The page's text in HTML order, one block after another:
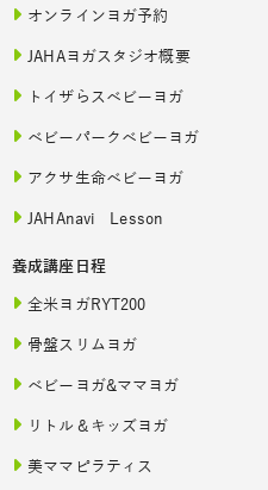
オンラインヨガ予約
JAHAヨガスタジオ概要
トイザらスベビーヨガ
ベビーパークベビーヨガ
アクサ生命ベビーヨガ
JAHAnavi Lesson
養成講座日程
全米ヨガRYT200
骨盤スリムヨガ
ベビーヨガ&ママヨガ
リトル＆キッズヨガ
美ママピラティス